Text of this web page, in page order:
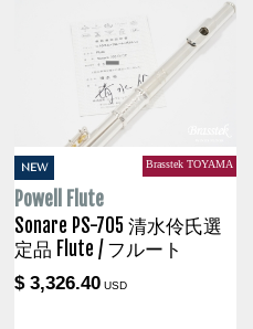
NEW Brasstek TOYAMA
Powell Flute
Sonare PS-705 清水伶氏選
定品 Flute / フルート
$ 3,326.40USD